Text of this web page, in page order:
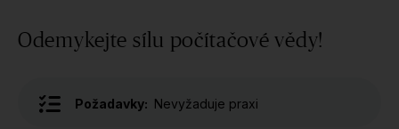
Odemykejte sílu počítačové vědy!
Požadavky: Nevyžaduje praxi